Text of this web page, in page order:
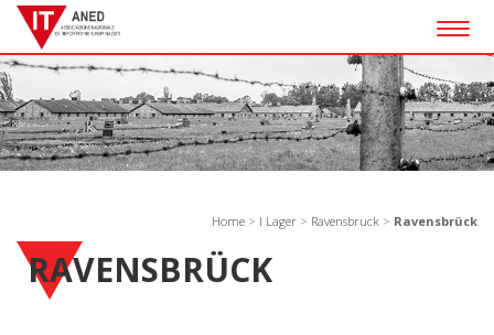
Home > I Lager > Ravensbruck > Ravensbrück
RAVENSBRÜCK